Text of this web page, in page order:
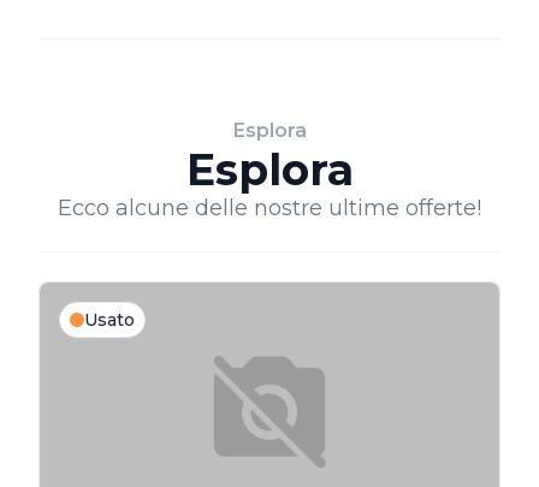
Esplora
Esplora
Ecco alcune delle nostre ultime offerte!
Usato